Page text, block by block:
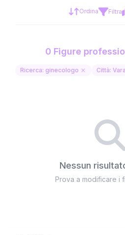
Ordina Filtra
0 Figure
Ricerca: ginecologo Città:
Nessun
Prova a modificare i